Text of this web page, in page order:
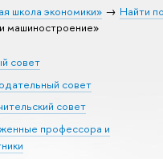
школа экономики» Найти
машиностроение»
совет
совет
совет
профессора и